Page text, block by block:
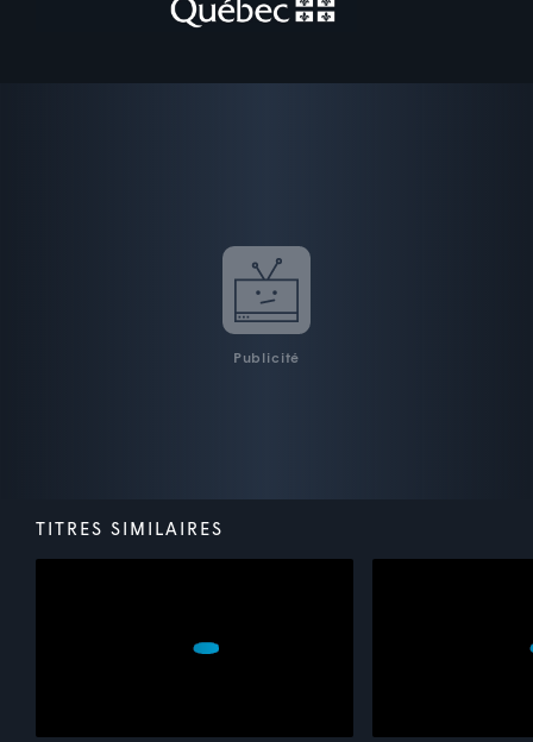
Publicité
TITRES SIMILAIRES